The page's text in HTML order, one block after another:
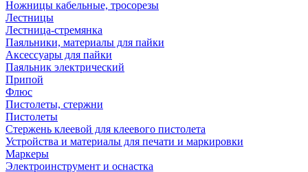
Ножницы кабельные, тросорезы
Лестницы
Лестница-стремянка
Паяльники, материалы для пайки
Аксессуары для пайки
Паяльник электрический
Припой
Флюс
Пистолеты, стержни
Пистолеты
Стержень клеевой для клеевого пистолета
Устройства и материалы для печати и маркировки
Маркеры
Электроинструмент и оснастка